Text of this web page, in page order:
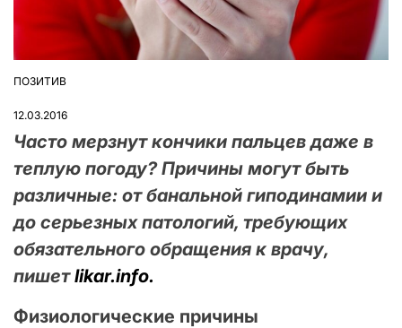
ОПУБЛІКУВАТИ
ПОЗИТИВ
12.03.2016
Часто мерзнут кончики пальцев даже в
теплую погоду? Причины могут быть
различные: от банальной гиподинамии и
до серьезных патологий, требующих
обязательного обращения к врачу,
пишетlikar.info.
Физиологические причины